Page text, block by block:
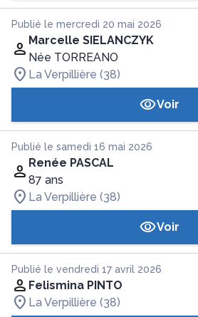
Publié le mercredi 20 mai 2026
Marcelle SIELANCZYK
Née TORREANO
La Verpillière (38)
Voir
Publié le samedi 16 mai 2026
Renée PASCAL
87 ans
La Verpillière (38)
Voir
Publié le vendredi 17 avril 2026
Felismina PINTO
La Verpillière (38)